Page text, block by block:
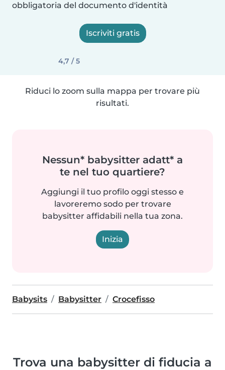
obbligatoria del documento d'identità
Iscriviti gratis
4,7 / 5
Riduci lo zoom sulla mappa per trovare più
risultati.
Nessun* babysitter adatt* a
te nel tuo quartiere?
Aggiungi il tuo profilo oggi stesso e
lavoreremo sodo per trovare
babysitter affidabili nella tua zona.
Inizia
Babysits Babysitter Crocefisso
Trova una babysitter di fiducia a